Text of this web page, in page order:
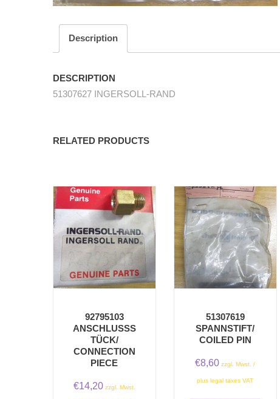
Description
DESCRIPTION
51307627 INGERSOLL-RAND
RELATED PRODUCTS
92795103
ANSCHLUSSST
ÜCK/ C
ONNECTION P
IECE
€14,20 zzgl. Mwst.
51307619
SPANNSTIFT/
COILED PIN
€8,60 zzgl. Mwst. /
plus legal taxes VAT